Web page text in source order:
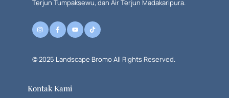
Terjun Tumpaksewu, dan Air Terjun Madakaripura.
© 2025 Landscape Bromo All Rights Reserved.
Kontak Kami